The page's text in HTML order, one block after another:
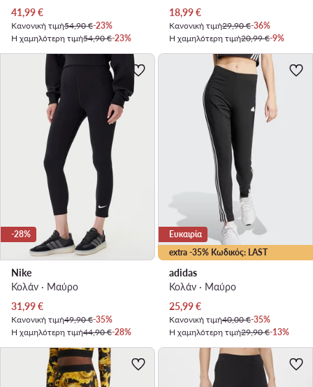
Τρέχουσα τιμή
41,99€
Κανονική τιμή54,90 €-23%
Η χαμηλότερη τιμή54,90 €-23%
Τρέχουσα τιμή
18,99€
Κανονική τιμή29,90 €-36%
Η χαμηλότερη τιμή20,99 €-9%
-28%
Nike
Κολάν · Μαύρο
Τρέχουσα τιμή
31,99€
Κανονική τιμή49,90 €-35%
Η χαμηλότερη τιμή44,90 €-28%
extra -35% Κωδικός: LAST
Ευκαιρία
adidas
Κολάν · Μαύρο
Τρέχουσα τιμή
25,99€
Κανονική τιμή40,00 €-35%
Η χαμηλότερη τιμή29,90 €-13%